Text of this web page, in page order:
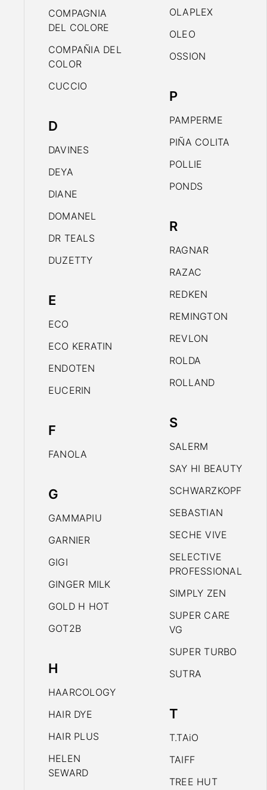
COMPAGNIA
DEL COLORE
COMPAÑIA DEL
COLOR
CUCCIO
D
DAVINES
DEYA
DIANE
DOMANEL
DR TEALS
DUZETTY
E
ECO
ECO KERATIN
ENDOTEN
EUCERIN
F
FANOLA
G
GAMMAPIU
GARNIER
GIGI
GINGER MILK
GOLD H HOT
GOT2B
H
HAARCOLOGY
HAIR DYE
HAIR PLUS
HELEN
SEWARD
OLAPLEX
OLEO
OSSION
P
PAMPERME
PIÑA COLITA
POLLIE
PONDS
R
RAGNAR
RAZAC
REDKEN
REMINGTON
REVLON
ROLDA
ROLLAND
S
SALERM
SAY HI BEAUTY
SCHWARZKOPF
SEBASTIAN
SECHE VIVE
SELECTIVE
PROFESSIONAL
SIMPLY ZEN
SUPER CARE
VG
SUPER TURBO
SUTRA
T
T.TAiO
TAIFF
TREE HUT